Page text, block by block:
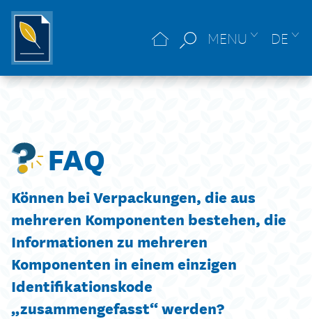
MENU DE
FAQ
Können bei Verpackungen, die aus
mehreren Komponenten bestehen, die
Informationen zu mehreren
Komponenten in einem einzigen
Identifikationskode
„zusammengefasst“ werden?